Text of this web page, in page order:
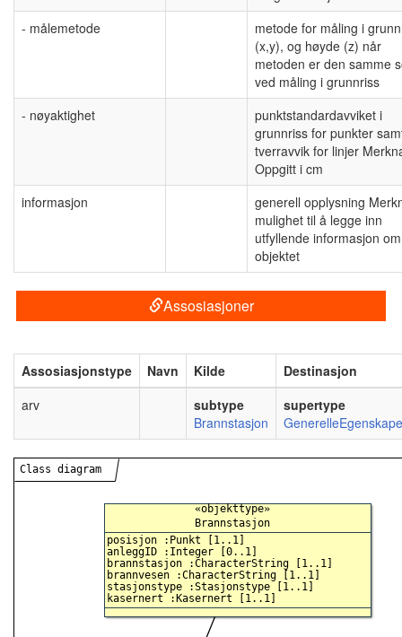
- målemetode
metode for måling i
(x,y), og høyde (z) når
metoden er den samme
ved måling i grunnriss
- nøyaktighet
punktstandardavviket i
grunnriss for punkter
tverravvik for linjer
Oppgitt i cm
informasjon
generell opplysning
mulighet til å legge inn
utfyllende informasjon om
objektet
Assosiasjoner
Assosiasjonstype Navn Kilde
Destinasjon
arv
subtype
Brannstasjon
supertype